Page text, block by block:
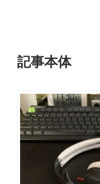
記事本体